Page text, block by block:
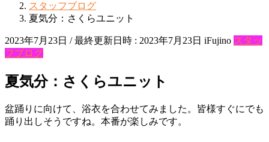
スタッフブログ
夏気分：さくらユニット
2023年7月23日 / 最終更新日時 : 2023年7月23日 iFujino スタッ
フブログ
夏気分：さくらユニット
盆踊りに向けて、浴衣を合わせてみました。皆様すぐにでも
踊り出しそうですね。本番が楽しみです。